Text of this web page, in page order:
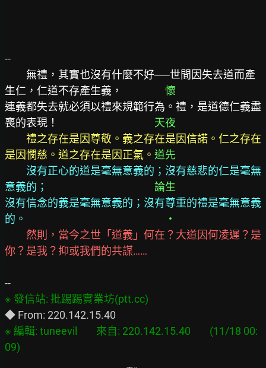
--
無禮，其實也沒有什麼不好──世間因失去道而產
生仁，仁道不存產生義，
連義都失去就必須以禮來規範行為。禮，是道德仁義盡
喪的表現！
禮之存在是因尊敬。義之存在是因信諾。仁之存在
是因憫慈。道之存在是因正氣。
沒有正心的道是毫無意義的；沒有慈悲的仁是毫無
意義的；
沒有信念的義是毫無意義的；沒有尊重的禮是毫無意義
的。
然則，當今之世「道義」何在？大道因何凌遲？是
你？是我？抑或我們的共謀……
※ 編輯: tuneevil        來自: 220.142.15.40        (11/18 00: